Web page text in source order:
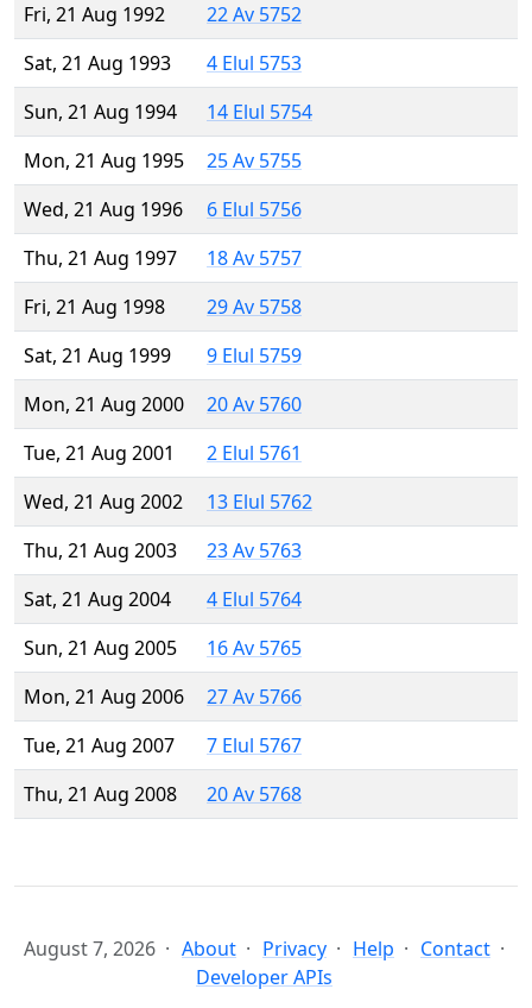
Fri, 21 Aug 1992
22 Av 5752
Sat, 21 Aug 1993
4 Elul 5753
Sun, 21 Aug 1994
14 Elul 5754
Mon, 21 Aug 1995
25 Av 5755
Wed, 21 Aug 1996
6 Elul 5756
Thu, 21 Aug 1997
18 Av 5757
Fri, 21 Aug 1998
29 Av 5758
Sat, 21 Aug 1999
9 Elul 5759
Mon, 21 Aug 2000
20 Av 5760
Tue, 21 Aug 2001
2 Elul 5761
Wed, 21 Aug 2002
13 Elul 5762
Thu, 21 Aug 2003
23 Av 5763
Sat, 21 Aug 2004
4 Elul 5764
Sun, 21 Aug 2005
16 Av 5765
Mon, 21 Aug 2006
27 Av 5766
Tue, 21 Aug 2007
7 Elul 5767
Thu, 21 Aug 2008
20 Av 5768
August 7, 2026 About Privacy Help
Contact
Developer APIs